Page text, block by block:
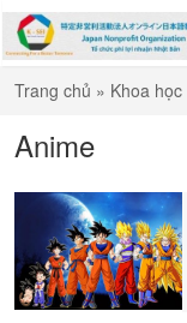
Trang chủ » Khoa học
Anime